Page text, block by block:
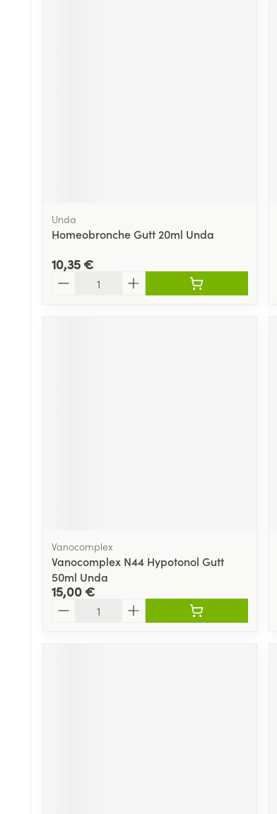
Unda
Homeobronche Gutt 20ml Unda
10,35 €
Vanocomplex
Vanocomplex N44 Hypotonol Gutt
50ml Unda
15,00 €